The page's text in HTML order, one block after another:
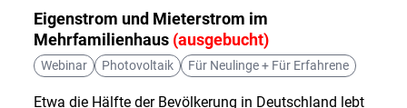
Eigenstrom und Mieterstrom im
Mehrfamilienhaus (ausgebucht)
Webinar Photovoltaik Für Neulinge + Für Erfahrene
Etwa die Hälfte der Bevölkerung in Deutschland lebt